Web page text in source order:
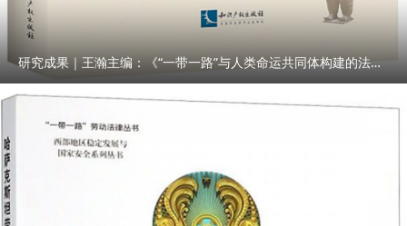
研究成果｜王瀚主编：《“一带一路”与人类命运共同体构建的法律与实践》